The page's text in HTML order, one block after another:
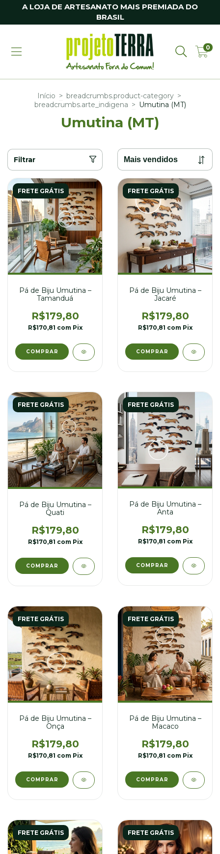
A LOJA DE ARTESANATO MAIS PREMIADA DO
BRASIL
0
Início > breadcrumbs.product-category >
breadcrumbs.arte_indigena > Umutina (MT)
Umutina (MT)
Filtrar
FRETE GRÁTIS
Pá de Biju Umutina –
Tamanduá
R$179,80
R$170,81 com Pix
FRETE GRÁTIS
Pá de Biju Umutina –
Jacaré
R$179,80
R$170,81 com Pix
FRETE GRÁTIS
Pá de Biju Umutina –
Quati
R$179,80
R$170,81 com Pix
FRETE GRÁTIS
Pá de Biju Umutina –
Anta
R$179,80
R$170,81 com Pix
FRETE GRÁTIS
Pá de Biju Umutina –
Onça
R$179,80
R$170,81 com Pix
FRETE GRÁTIS
Pá de Biju Umutina –
Macaco
R$179,80
R$170,81 com Pix
FRETE GRÁTIS FRETE GRÁTIS